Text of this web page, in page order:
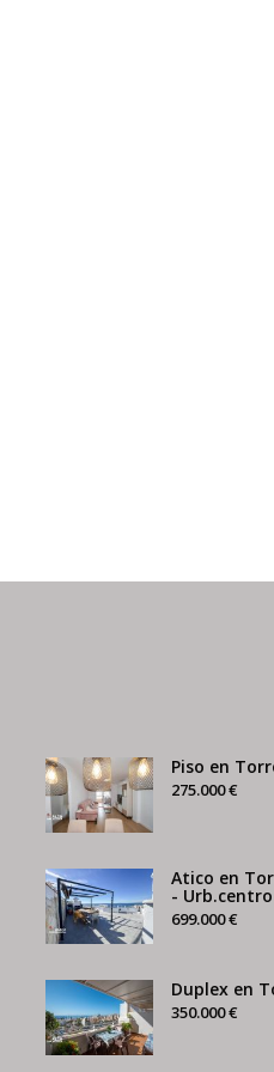
Piso en
275.000 €
Atico en
-
699.000 €
Duplex en
350.000 €